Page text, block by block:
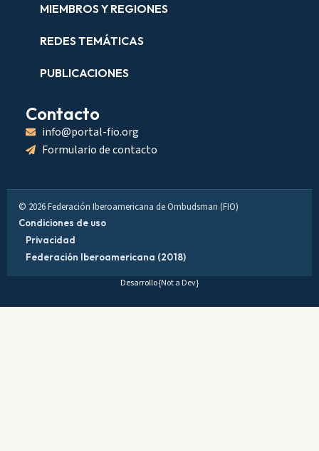
MIEMBROS Y REGIONES
REDES TEMÁTICAS
PUBLICACIONES
Contacto
info@portal-fio.org
Formulario de contacto
© 2026 Federación Iberoamericana de Ombudsman (FIO)
Condiciones de uso
Privacidad
Federación Iberoamericana (2018)
Desarrollo{Not a Dev}